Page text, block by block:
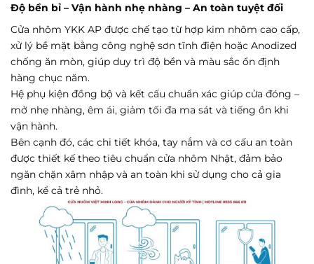
Độ bền bỉ – Vận hành nhẹ nhàng – An toàn tuyệt đối
Cửa nhôm YKK AP được chế tạo từ hợp kim nhôm cao cấp,
xử lý bề mặt bằng công nghệ sơn tĩnh điện hoặc Anodized
chống ăn mòn, giúp duy trì độ bền và màu sắc ổn định
hàng chục năm.
Hệ phụ kiện đồng bộ và kết cấu chuẩn xác giúp cửa đóng –
mở nhẹ nhàng, êm ái, giảm tối đa ma sát và tiếng ồn khi
vận hành.
Bên cạnh đó, các chi tiết khóa, tay nắm và cơ cấu an toàn
được thiết kế theo tiêu chuẩn cửa nhôm Nhật, đảm bảo
ngăn chặn xâm nhập và an toàn khi sử dụng cho cả gia
đình, kể cả trẻ nhỏ.